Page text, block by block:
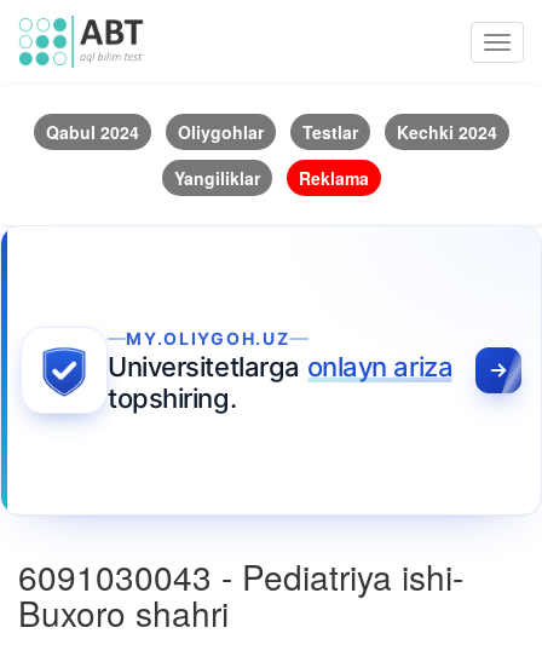
Qabul 2024 Oliygohlar Testlar
Kechki 2024
Yangiliklar
Reklama
MY.OLIYGOH.UZ
Universitetlarga onlayn ariza
topshiring.
6091030043 - Pediatriya ishi-
Buxoro shahri